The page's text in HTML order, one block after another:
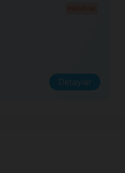
Detaylar
PREMİUM